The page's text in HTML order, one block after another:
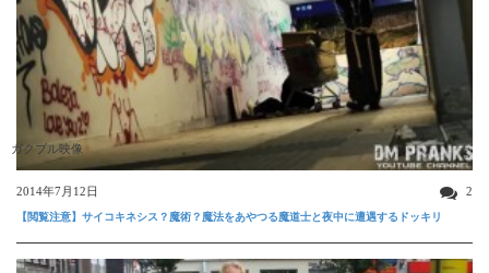
ガクブル映像
2014年7月12日 2
【閲覧注意】サイコキネシス？魔術？魔法をあやつる魔道士と夜中に遭遇するドッキリ